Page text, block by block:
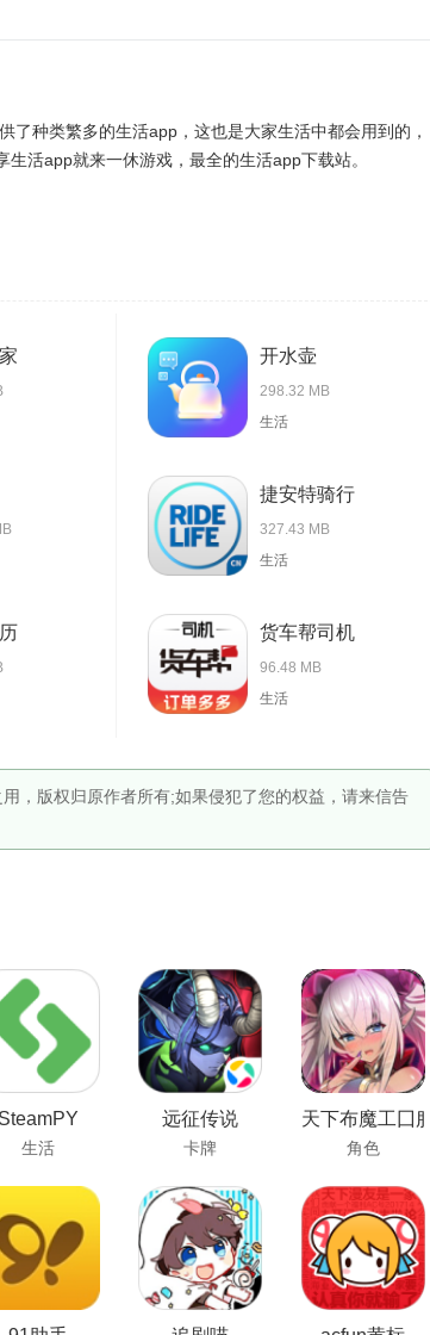
了种类繁多的生活app，这也是大家生活中都会用到的，
生活app就来一休游戏，最全的生活app下载站。
开水壶
298.32 MB
生活
捷安特骑行
327.43 MB
生活
货车帮司机
96.48 MB
生活
，版权归原作者所有;如果侵犯了您的权益，请来信告
SteamPY
生活
远征传说
卡牌
天下布魔工囗服
角色